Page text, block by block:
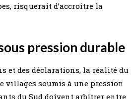
risquerait d’accroître la
pression durable
et des déclarations, la réalité du
villages soumis à une pression
du Sud doivent arbitrer entre